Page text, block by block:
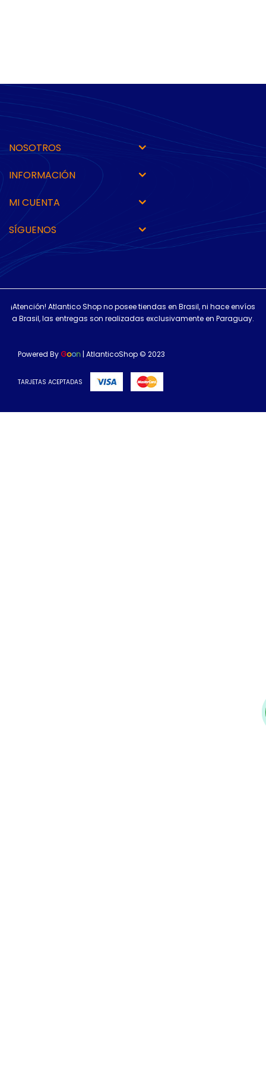
NOSOTROS
INFORMACIÓN
MI CUENTA
SÍGUENOS
¡Atención! Atlantico Shop no posee tiendas en Brasil, ni hace envíos
a Brasil, las entregas son realizadas exclusivamente en Paraguay.
Powered By Goon | AtlanticoShop © 2023
TARJETAS ACEPTADAS